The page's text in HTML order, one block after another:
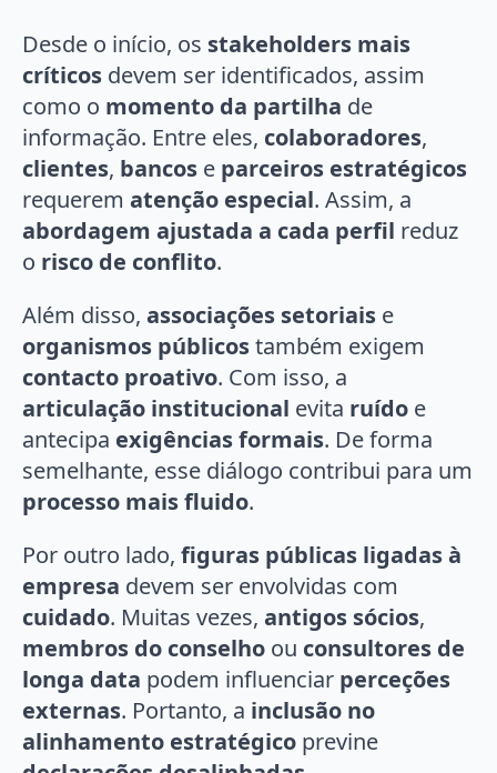
Desde o início, os stakeholders mais
críticos devem ser identificados, assim
como o momento da partilha de
informação. Entre eles, colaboradores,
clientes, bancos e parceiros estratégicos
requerem atenção especial. Assim, a
abordagem ajustada a cada perfil reduz
o risco de conflito.
Além disso, associações setoriais e
organismos públicostambém exigem
contacto proativo. Com isso, a
articulação institucional evita ruído e
antecipa exigências formais. De forma
semelhante, esse diálogo contribui para um
processo mais fluido.
Por outro lado, figuras públicas ligadas à
empresa devem ser envolvidas com
cuidado. Muitas vezes, antigos sócios,
membros do conselho ou consultores de
longa data podem influenciar perceções
externas. Portanto, a inclusão no
alinhamento estratégico previne